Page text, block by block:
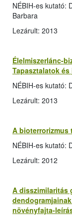
NÉBIH-es kutató:
Barbara
Lezárult: 2013
Élelmiszerlánc-
Tapasztalatok
NÉBIH-es kutató:
Lezárult: 2013
A bioterrorizmus
NÉBIH-es kutató:
Lezárult: 2012
A disszimilaritás
növényfajta-